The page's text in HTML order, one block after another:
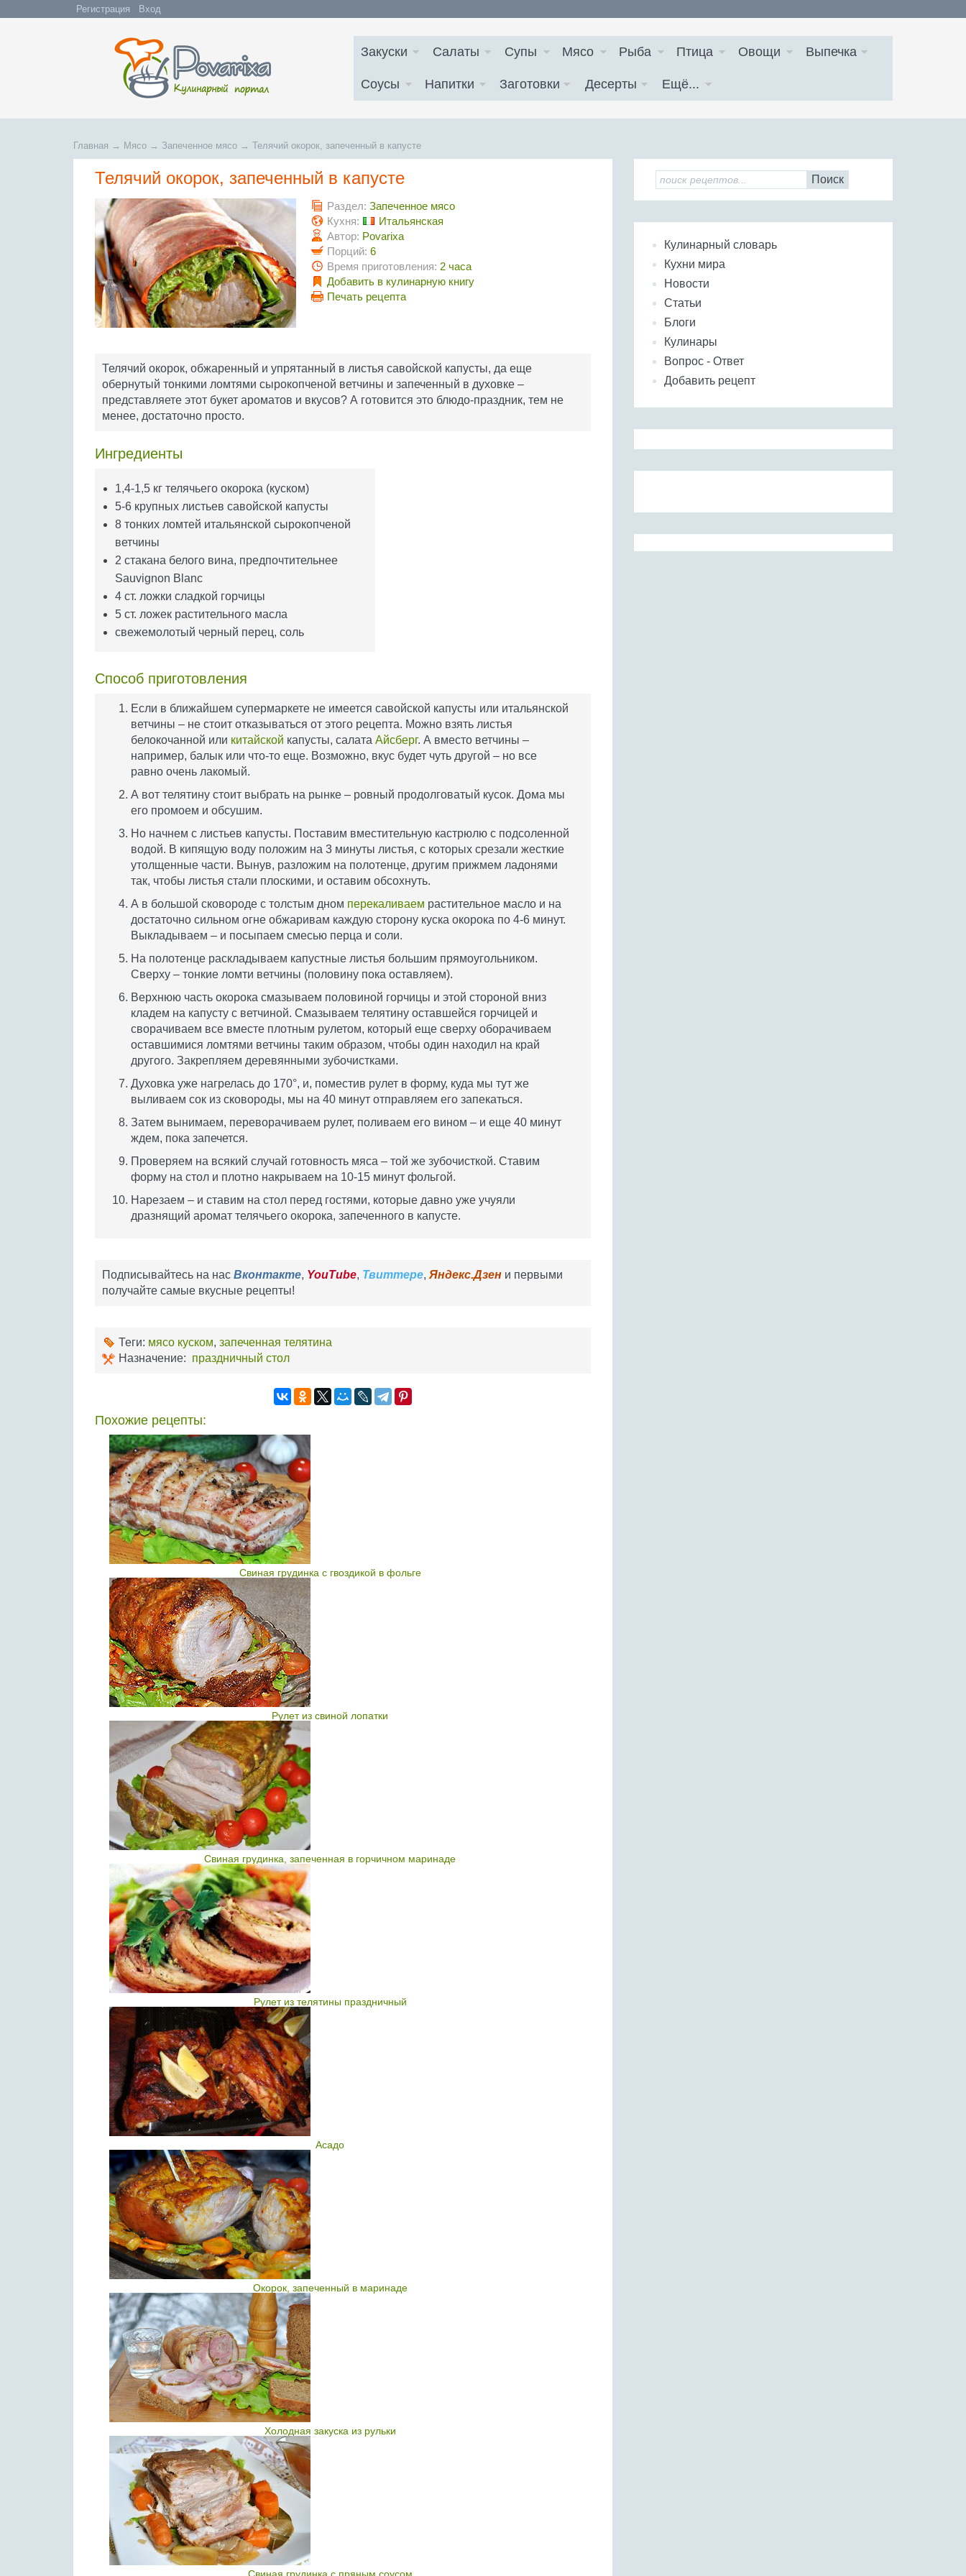
Регистрация Вход
Закуски Салаты Супы Мясо Рыба Птица Овощи Выпечка
Соусы Напитки Заготовки Десерты Ещё...
Главная → Мясо → Запеченное мясо → Телячий окорок, запеченный в капусте
Телячий окорок, запеченный в капусте
Раздел: Запеченное мясо
Кухня:
Итальянская
Автор: Povarixa
Порций: 6
Время приготовления: 2 часа
Добавить в кулинарную книгу
Печать рецепта
Телячий окорок, обжаренный и упрятанный в листья савойской капусты, да еще
обернутый тонкими ломтями сырокопченой ветчины и запеченный в духовке –
представляете этот букет ароматов и вкусов? А готовится это блюдо-праздник, тем не
менее, достаточно просто.
Ингредиенты
1,4-1,5 кг телячьего окорока (куском)
5-6 крупных листьев савойской капусты
8 тонких ломтей итальянской сырокопченой
ветчины
2 стакана белого вина, предпочтительнее
Sauvignon Blanc
4 ст. ложки сладкой горчицы
5 ст. ложек растительного масла
свежемолотый черный перец, соль
Способ приготовления
Если в ближайшем супермаркете не имеется савойской капусты или итальянской
ветчины – не стоит отказываться от этого рецепта. Можно взять листья
белокочанной или китайской капусты, салата Айсберг. А вместо ветчины –
например, балык или что-то еще. Возможно, вкус будет чуть другой – но все
равно очень лакомый.
А вот телятину стоит выбрать на рынке – ровный продолговатый кусок. Дома мы
его промоем и обсушим.
Но начнем с листьев капусты. Поставим вместительную кастрюлю с подсоленной
водой. В кипящую воду положим на 3 минуты листья, с которых срезали жесткие
утолщенные части. Вынув, разложим на полотенце, другим прижмем ладонями
так, чтобы листья стали плоскими, и оставим обсохнуть.
А в большой сковороде с толстым дном перекаливаем растительное масло и на
достаточно сильном огне обжаривам каждую сторону куска окорока по 4-6 минут.
Выкладываем – и посыпаем смесью перца и соли.
На полотенце раскладываем капустные листья большим прямоугольником.
Сверху – тонкие ломти ветчины (половину пока оставляем).
Верхнюю часть окорока смазываем половиной горчицы и этой стороной вниз
кладем на капусту с ветчиной. Смазываем телятину оставшейся горчицей и
сворачиваем все вместе плотным рулетом, который еще сверху оборачиваем
оставшимися ломтями ветчины таким образом, чтобы один находил на край
другого. Закрепляем деревянными зубочистками.
Духовка уже нагрелась до 170°, и, поместив рулет в форму, куда мы тут же
выливаем сок из сковороды, мы на 40 минут отправляем его запекаться.
Затем вынимаем, переворачиваем рулет, поливаем его вином – и еще 40 минут
ждем, пока запечется.
Проверяем на всякий случай готовность мяса – той же зубочисткой. Ставим
форму на стол и плотно накрываем на 10-15 минут фольгой.
Нарезаем – и ставим на стол перед гостями, которые давно уже учуяли
дразнящий аромат телячьего окорока, запеченного в капусте.
Подписывайтесь на нас Вконтакте, YouTube, Твиттере, Яндекс.Дзен и первыми
получайте самые вкусные рецепты!
Теги: мясо куском, запеченная телятина
Назначение: праздничный стол
Похожие рецепты:
Свиная грудинка с гвоздикой в фольге
Рулет из свиной лопатки
Свиная грудинка, запеченная в горчичном маринаде
Рулет из телятины праздничный
Асадо
Окорок, запеченный в маринаде
Холодная закуска из рульки
Поиск
Кулинарный словарь
Кухни мира
Новости
Статьи
Блоги
Кулинары
Вопрос - Ответ
Добавить рецепт